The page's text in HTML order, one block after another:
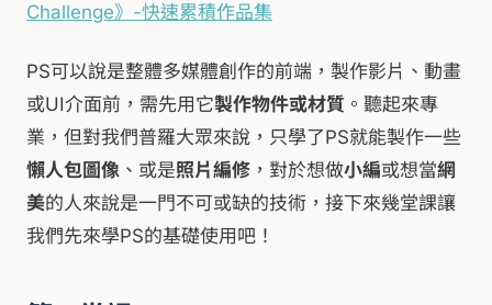
Challenge》-快速累積作品集
PS可以說是整體多媒體創作的前端，製作影片、動畫
或UI介面前，需先用它製作物件或材質 。聽起來專
業，但對我們普羅大眾來說，只學了PS就能製作一些
懶人包圖像 、或是照片編修 ，對於想做小編或想當網
美的人來說是一門不可或缺的技術，接下來幾堂課讓
我們先來學PS的基礎使用吧！